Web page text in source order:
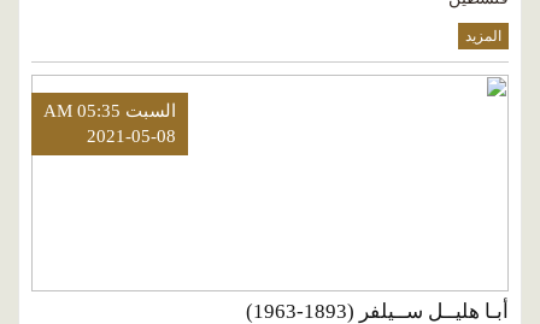
المزيد
السبت AM 05:35
2021-05-08
أبـا هليــل ســيلفر (1893-1963)